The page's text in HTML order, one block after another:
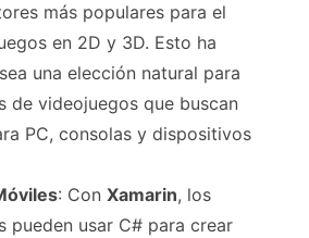
más populares para el
en 2D y 3D. Esto ha
una elección natural para
de videojuegos que buscan
PC, consolas y dispositivos
: Con Xamarin, los
pueden usar C# para crear